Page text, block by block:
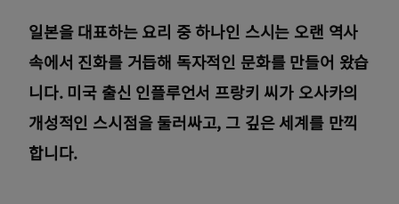
일본을 대표하는 요리 중 하나인 스시는 오랜 역사
속에서 진화를 거듭해 독자적인 문화를 만들어 왔습
니다. 미국 출신 인플루언서 프랑키 씨가 오사카의
개성적인 스시점을 둘러싸고, 그 깊은 세계를 만끽
합니다.